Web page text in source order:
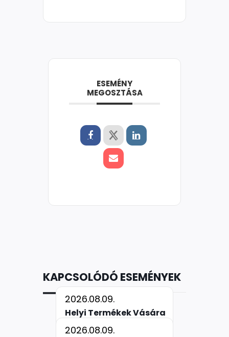
ESEMÉNY
MEGOSZTÁSA
KAPCSOLÓDÓ ESEMÉNYEK
2026.08.09.
Helyi Termékek Vására
2026.08.09.